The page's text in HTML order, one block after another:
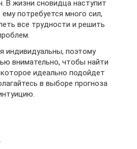
В жизни сновидца наступит
ему потребуется много сил,
все трудности и решить
индивидуальны, поэтому
внимательно, чтобы найти
идеально подойдет
в выборе прогноза